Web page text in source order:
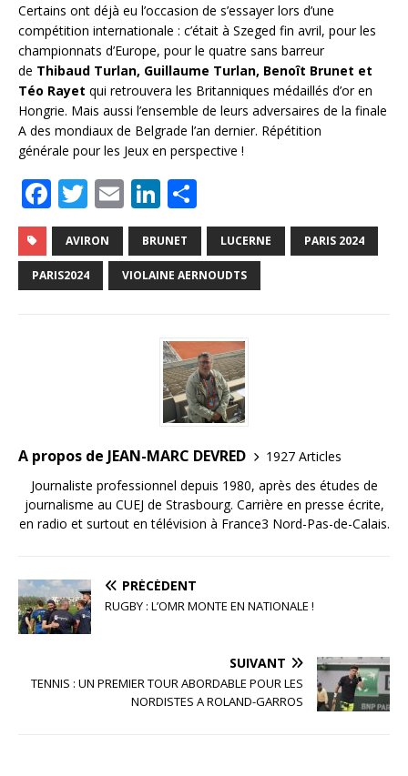
Certains ont déjà eu l’occasion de s’essayer lors d’une
compétition internationale : c’était à Szeged fin avril, pour les
championnats d’Europe, pour le quatre sans barreur
de Thibaud Turlan, Guillaume Turlan, Benoît Brunet et
Téo Rayet qui retrouvera les Britanniques médaillés d’or en
Hongrie. Mais aussi l’ensemble de leurs adversaires de la finale
A des mondiaux de Belgrade l’an dernier. Répétition
générale pour les Jeux en perspective !
F
a
c
e
T
w
it
te
E
m
ai
l
Li
n
k
e
n
ar
ta
g
r
AVIRON BRUNET LUCERNE PARIS 2024
PARIS2024 VIOLAINE AERNOUDTS
A propos de JEAN-MARC DEVRED
1927 Articles
Journaliste professionnel depuis 1980, après des études de
journalisme au CUEJ de Strasbourg. Carrière en presse écrite,
en radio et surtout en télévision à France3 Nord-Pas-de-Calais.
PRÉCÉDENT
RUGBY : L’OMR MONTE EN NATIONALE !
SUIVANT
TENNIS : UN PREMIER TOUR ABORDABLE POUR LES
NORDISTES A ROLAND-GARROS